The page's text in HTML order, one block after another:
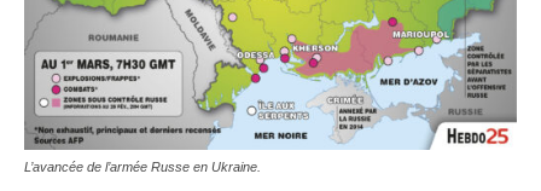
L’avancée de l’armée Russe en Ukraine.